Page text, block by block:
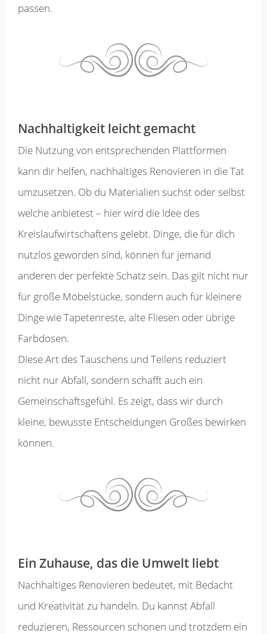
passen.
Nachhaltigkeit leicht gemacht
Die Nutzung von entsprechenden Plattformen
kann dir helfen, nachhaltiges Renovieren in die Tat
umzusetzen. Ob du Materialien suchst oder selbst
welche anbietest – hier wird die Idee des
Kreislaufwirtschaftens gelebt. Dinge, die für dich
nutzlos geworden sind, können für jemand
anderen der perfekte Schatz sein. Das gilt nicht nur
für große Möbelstücke, sondern auch für kleinere
Dinge wie Tapetenreste, alte Fliesen oder übrige
Farbdosen.
Diese Art des Tauschens und Teilens reduziert
nicht nur Abfall, sondern schafft auch ein
Gemeinschaftsgefühl. Es zeigt, dass wir durch
kleine, bewusste Entscheidungen Großes bewirken
können.
Ein Zuhause, das die Umwelt liebt
Nachhaltiges Renovieren bedeutet, mit Bedacht
und Kreativität zu handeln. Du kannst Abfall
reduzieren, Ressourcen schonen und trotzdem ein